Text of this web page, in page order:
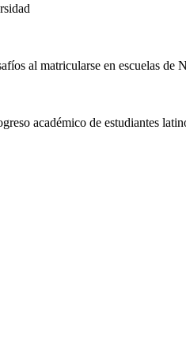
al matricularse en escuelas de
académico de estudiantes